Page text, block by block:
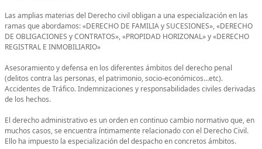
Las amplias materias del Derecho civil obligan a una especialización en las
ramas que abordamos: «DERECHO DE FAMILIA y SUCESIONES», «DERECHO
DE OBLIGACIONES y CONTRATOS», «PROPIDAD HORIZONAL» y «DERECHO
REGISTRAL E INMOBILIARIO»
Asesoramiento y defensa en los diferentes ámbitos del derecho penal
(delitos contra las personas, el patrimonio, socio-económicos…etc).
Accidentes de Tráfico. Indemnizaciones y responsabilidades civiles derivadas
de los hechos.
El derecho administrativo es un orden en continuo cambio normativo que, en
muchos casos, se encuentra íntimamente relacionado con el Derecho Civil.
Ello ha impuesto la especialización del despacho en concretos ámbitos.